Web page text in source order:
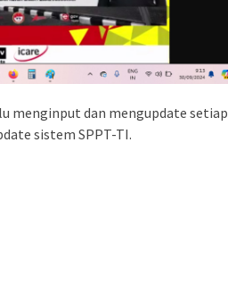
menginput dan mengupdate setiap
sistem SPPT-TI.